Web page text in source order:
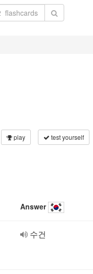
play test yourself
Answer
수건